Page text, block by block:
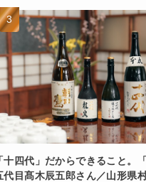
「十四代」だからできること。
代目髙木辰五郎さん／山形県